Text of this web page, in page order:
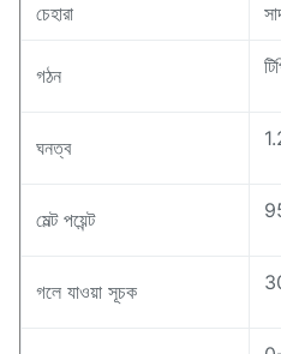
চেহারা
গঠন
ঘনত্ব
মেল্ট পয়েন্ট
গলে যাওয়া সূচক